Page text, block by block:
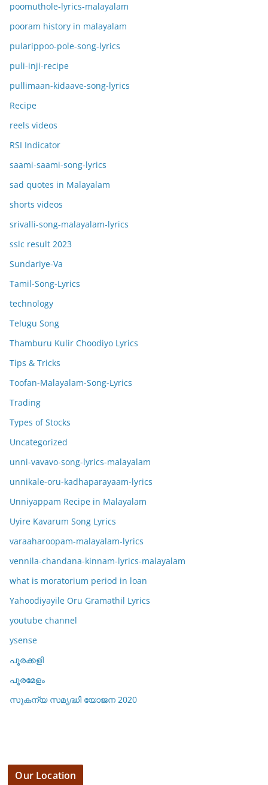
poomuthole-lyrics-malayalam
pooram history in malayalam
pularippoo-pole-song-lyrics
puli-inji-recipe
pullimaan-kidaave-song-lyrics
Recipe
reels videos
RSI Indicator
saami-saami-song-lyrics
sad quotes in Malayalam
shorts videos
srivalli-song-malayalam-lyrics
sslc result 2023
Sundariye-Va
Tamil-Song-Lyrics
technology
Telugu Song
Thamburu Kulir Choodiyo Lyrics
Tips & Tricks
Toofan-Malayalam-Song-Lyrics
Trading
Types of Stocks
Uncategorized
unni-vavavo-song-lyrics-malayalam
unnikale-oru-kadhaparayaam-lyrics
Unniyappam Recipe in Malayalam
Uyire Kavarum Song Lyrics
varaaharoopam-malayalam-lyrics
vennila-chandana-kinnam-lyrics-malayalam
what is moratorium period in loan
Yahoodiyayile Oru Gramathil Lyrics
youtube channel
ysense
പൂരക്കളി
പൂരമേളം
സുകന്യ സമൃദ്ധി യോജന 2020
Our Location